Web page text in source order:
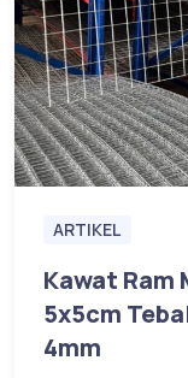
ARTIKEL
Kawat Ram
5x5cm
4mm